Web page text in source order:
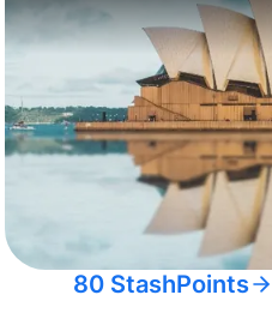
80 StashPoints